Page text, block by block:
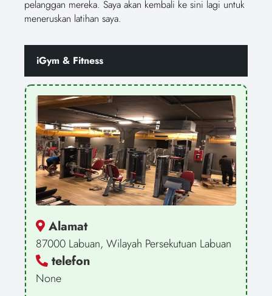
pelanggan mereka. Saya akan kembali ke sini lagi untuk
meneruskan latihan saya.
iGym & Fitness
Alamat
87000 Labuan, Wilayah Persekutuan Labuan
telefon
None